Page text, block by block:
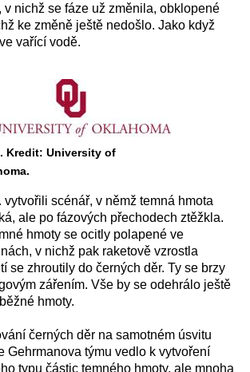
v nichž se fáze už změnila, obklopené
ke změně ještě nedošlo. Jako když
vařící vodě.
Kredit: University of
vytvořili scénář, v němž temná hmota
ale po fázových přechodech ztěžkla.
hmoty se ocitly polapené ve
v nichž pak raketově vzrostla
se zhroutily do černých děr. Ty se brzy
zářením. Vše by se odehrálo ještě
hmoty.
černých děr na samotném úsvitu
Gehrmanova týmu vedlo k vytvoření
typu částic temného hmoty, ale mnoha